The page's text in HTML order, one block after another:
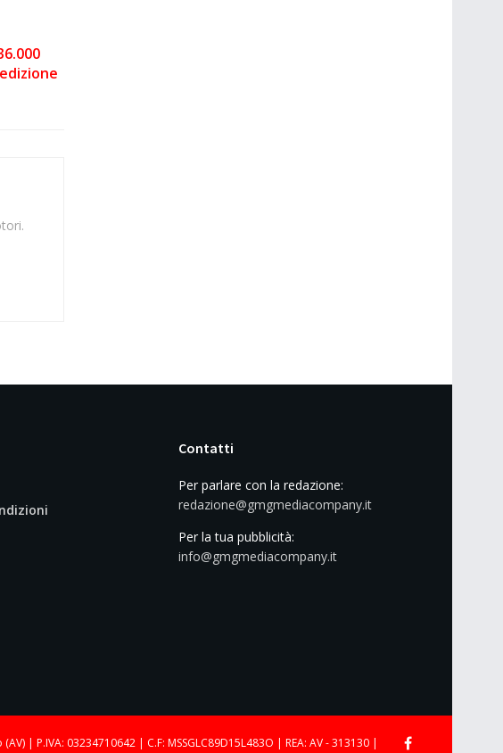
Contatti
Per parlare con la redazione:
redazione@gmgmediacompany.it
Per la tua pubblicità:
info@gmgmediacompany.it
| P.IVA: 03234710642 | C.F: MSSGLC89D15L483O | REA: AV - 313130 |